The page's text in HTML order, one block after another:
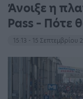
Άνοιξε η
Pass – Πότε
15:13 - 15 Σεπτεμβρίου